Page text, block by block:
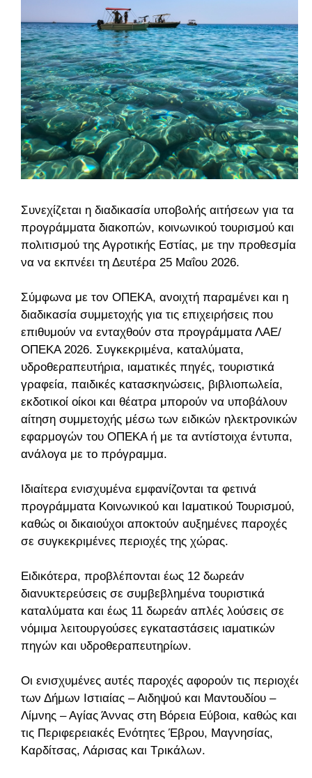
Συνεχίζεται η διαδικασία υποβολής αιτήσεων για τα
προγράμματα διακοπών, κοινωνικού τουρισμού και
πολιτισμού της Αγροτικής Εστίας, με την προθεσμία
να να εκπνέει τη Δευτέρα 25 Μαΐου 2026.
Σύμφωνα με τον ΟΠΕΚΑ, ανοιχτή παραμένει και η
διαδικασία συμμετοχής για τις επιχειρήσεις που
επιθυμούν να ενταχθούν στα προγράμματα ΛΑΕ/
ΟΠΕΚΑ 2026. Συγκεκριμένα, καταλύματα,
υδροθεραπευτήρια, ιαματικές πηγές, τουριστικά
γραφεία, παιδικές κατασκηνώσεις, βιβλιοπωλεία,
εκδοτικοί οίκοι και θέατρα μπορούν να υποβάλουν
αίτηση συμμετοχής μέσω των ειδικών ηλεκτρονικών
εφαρμογών του ΟΠΕΚΑ ή με τα αντίστοιχα έντυπα,
ανάλογα με το πρόγραμμα.
Ιδιαίτερα ενισχυμένα εμφανίζονται τα φετινά
προγράμματα Κοινωνικού και Ιαματικού Τουρισμού,
καθώς οι δικαιούχοι αποκτούν αυξημένες παροχές
σε συγκεκριμένες περιοχές της χώρας.
Ειδικότερα, προβλέπονται έως 12 δωρεάν
διανυκτερεύσεις σε συμβεβλημένα τουριστικά
καταλύματα και έως 11 δωρεάν απλές λούσεις σε
νόμιμα λειτουργούσες εγκαταστάσεις ιαματικών
πηγών και υδροθεραπευτηρίων.
Οι ενισχυμένες αυτές παροχές αφορούν τις περιοχές
των Δήμων Ιστιαίας – Αιδηψού και Μαντουδίου –
Λίμνης – Αγίας Άννας στη Βόρεια Εύβοια, καθώς και
τις Περιφερειακές Ενότητες Έβρου, Μαγνησίας,
Καρδίτσας, Λάρισας και Τρικάλων.